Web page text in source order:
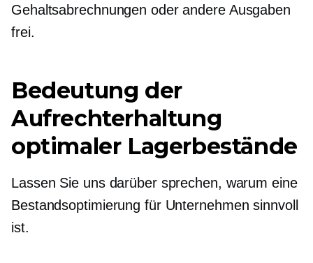
Gehaltsabrechnungen oder andere Ausgaben
frei.
Bedeutung der
Aufrechterhaltung
optimaler Lagerbestände
Lassen Sie uns darüber sprechen, warum eine
Bestandsoptimierung für Unternehmen sinnvoll
ist.